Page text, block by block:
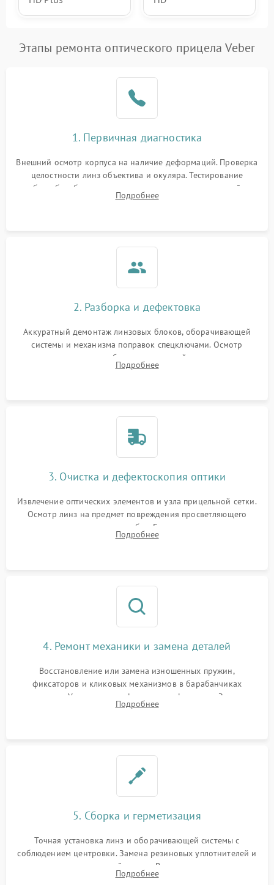
Этапы ремонта оптического прицела Veber
1. Первичная диагностика
Внешний осмотр корпуса на наличие деформаций. Проверка
целостности линз объектива и окуляра. Тестирование
работы барабанчиков ввода поправок, кольца отстройки
параллакса и зума. Выявление сколов, внутренних
Подробнее
2. Разборка и дефектовка
Аккуратный демонтаж линзовых блоков, оборачивающей
системы и механизма поправок спецключами. Осмотр
внутренних резьбовых соединений, пружин и
уплотнительных колец. Поиск причин люфта, смещения
Подробнее
3. Очистка и дефектоскопия оптики
Извлечение оптических элементов и узла прицельной сетки.
Осмотр линз на предмет повреждения просветляющего
покрытия или появления грибка. Бережная очистка стекол
спецрастворами. Проверка целостности гравированной
Подробнее
4. Ремонт механики и замена деталей
Восстановление или замена изношенных пружин,
фиксаторов и кликовых механизмов в барабанчиках
поправок. Устранение люфтов в трансфокаторе. Замена
поврежденных линз, разбитой сетки или восстановление
Подробнее
5. Сборка и герметизация
Точная установка линз и оборачивающей системы с
соблюдением центровки. Замена резиновых уплотнителей и
нанесение влагозащитной смазки. Вакуумирование корпуса
и заполнение его осушенным азотом или аргоном для
Подробнее